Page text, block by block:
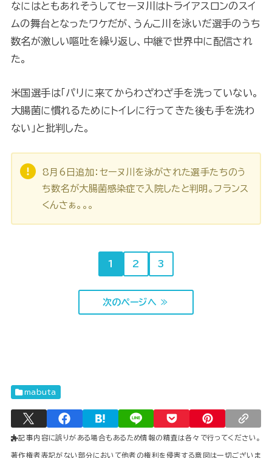
なにはともあれそうしてセーヌ川はトライアスロンのスイ
ムの舞台となったワケだが、うんこ川を泳いだ選手のうち
数名が激しい嘔吐を繰り返し、中継で世界中に配信され
た。
米国選手は「パリに来てからわざわざ手を洗っていない。
大腸菌に慣れるためにトイレに行ってきた後も手を洗わ
ない」と批判した。
8月6日追加：セーヌ川を泳がされた選手たちのう
ち数名が大腸菌感染症で入院したと判明。フランス
くんさぁ。。。
1 2 3
次のページへ ≫
mabuta
記事内容に誤りがある場合もあるため情報の精査は各々で行ってください。
著作権者表記がない部分において他者の権利を侵害する意図は一切ございま